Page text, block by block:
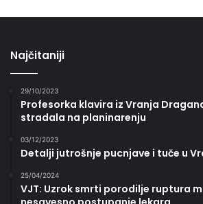
Najčitaniji
29/10/2023
Profesorka klavira iz Vranja
stradala na planinarenju
03/12/2023
Detalji jutrošnje pucnjave i tuče u
25/04/2024
VJT: Uzrok smrti porodilje ruptura